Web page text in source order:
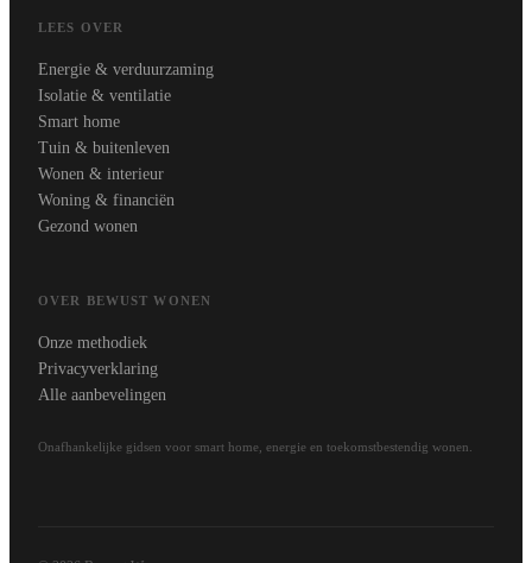
LEES OVER
Energie & verduurzaming
Isolatie & ventilatie
Smart home
Tuin & buitenleven
Wonen & interieur
Woning & financiën
Gezond wonen
OVER BEWUST WONEN
Onze methodiek
Privacyverklaring
Alle aanbevelingen
Onafhankelijke gidsen voor smart home, energie en toekomstbestendig wonen.